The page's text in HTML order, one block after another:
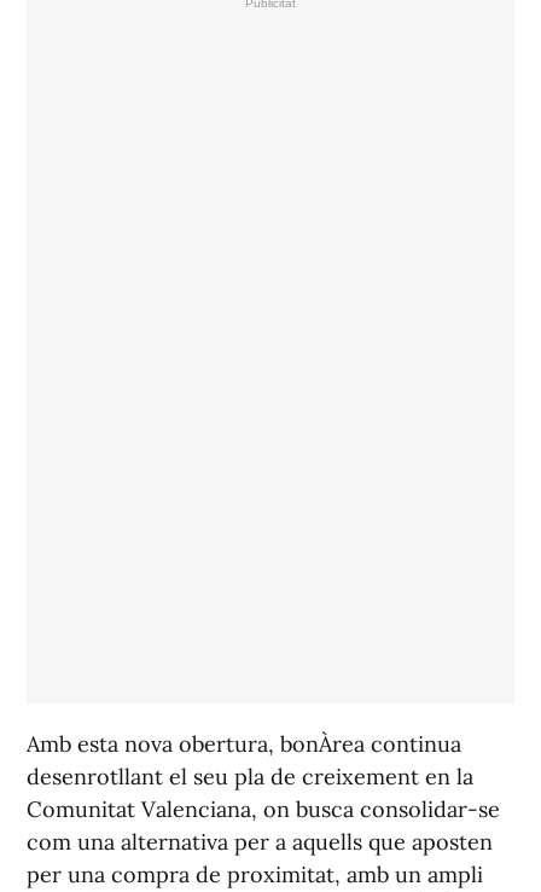
Amb esta nova obertura, bonÀrea continua
desenrotllant el seu pla de creixement en la
Comunitat Valenciana, on busca consolidar-se
com una alternativa per a aquells que aposten
per una compra de proximitat, amb un ampli